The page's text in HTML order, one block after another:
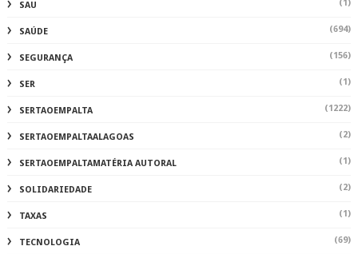
SAU (1)
SAÚDE (694)
SEGURANÇA (156)
SER (1)
SERTAOEMPALTA (1222)
SERTAOEMPALTAALAGOAS (2)
SERTAOEMPALTAMATÉRIA AUTORAL (1)
SOLIDARIEDADE (2)
TAXAS (1)
TECNOLOGIA (69)